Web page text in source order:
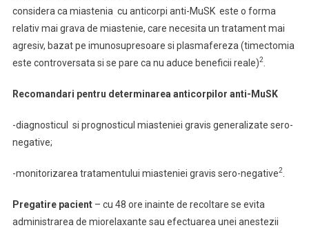
considera ca miastenia cu anticorpi anti-MuSK este o forma
relativ mai grava de miastenie, care necesita un tratament mai
agresiv, bazat pe imunosupresoare si plasmafereza (timectomia
este controversata si se pare ca nu aduce beneficii reale)2.
Recomandari pentru determinarea anticorpilor anti-MuSK
-diagnosticul si prognosticul miasteniei gravis generalizate sero-
negative;
-monitorizarea tratamentului miasteniei gravis sero-negative2.
Pregatire pacient – cu 48 ore inainte de recoltare se evita
administrarea de miorelaxante sau efectuarea unei anestezii